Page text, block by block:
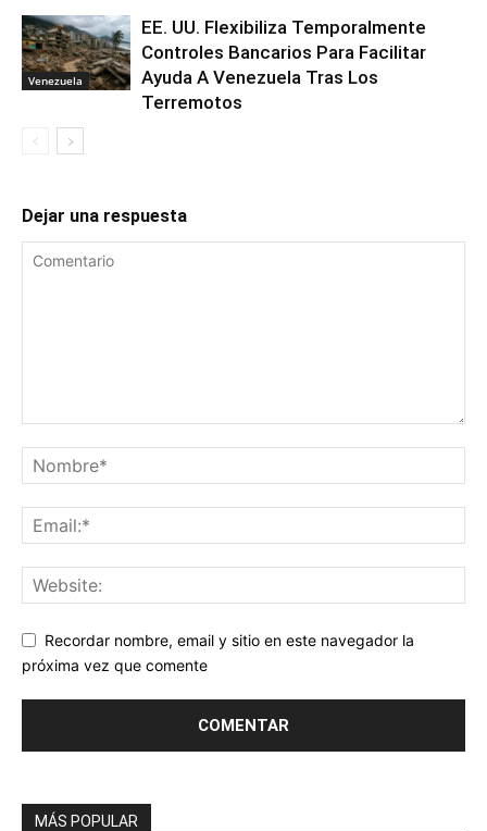
Venezuela
EE. UU. Flexibiliza Temporalmente
Controles Bancarios Para Facilitar
Ayuda A Venezuela Tras Los
Terremotos
Dejar una respuesta
Recordar nombre, email y sitio en este navegador la
próxima vez que comente
MÁS POPULAR